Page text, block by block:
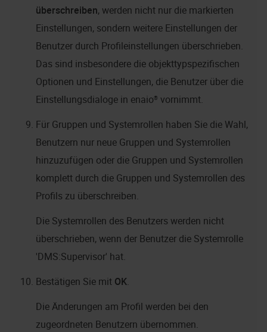
überschreiben, werden nicht nur die markierten
Einstellungen, sondern weitere Einstellungen der
Benutzer durch Profileinstellungen überschrieben.
Das sind insbesondere die objekttypspezifischen
Optionen und Einstellungen, die Benutzer über die
Einstellungsdialoge in enaio® vornimmt.
Für Gruppen und Systemrollen haben Sie die Wahl,
Benutzern nur neue Gruppen und Systemrollen
hinzuzufügen oder die Gruppen und Systemrollen
komplett durch die Gruppen und Systemrollen des
Profils zu überschreiben.
Die Systemrollen des Benutzers werden nicht
überschrieben, wenn der Benutzer die Systemrolle
'DMS:Supervisor' hat.
Bestätigen Sie mit OK.
Die Änderungen am Profil werden bei den
zugeordneten Benutzern übernommen.